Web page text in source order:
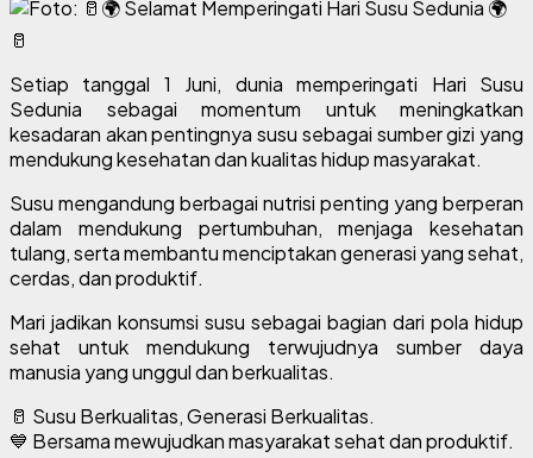
Setiap tanggal 1 Juni, dunia memperingati Hari Susu
Sedunia sebagai momentum untuk meningkatkan
kesadaran akan pentingnya susu sebagai sumber gizi yang
mendukung kesehatan dan kualitas hidup masyarakat.
Susu mengandung berbagai nutrisi penting yang berperan
dalam mendukung pertumbuhan, menjaga kesehatan
tulang, serta membantu menciptakan generasi yang sehat,
cerdas, dan produktif.
Mari jadikan konsumsi susu sebagai bagian dari pola hidup
sehat untuk mendukung terwujudnya sumber daya
manusia yang unggul dan berkualitas.
🥛 Susu Berkualitas, Generasi Berkualitas.
💙 Bersama mewujudkan masyarakat sehat dan produktif.